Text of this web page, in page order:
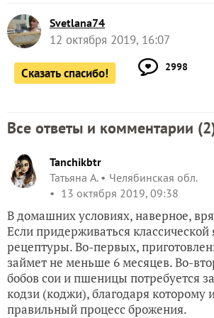
Svetlana74
12 октября 2019, 16:07
Сказать спасибо! 2998
Все ответы и комментарии (2
Tanchikbtr
Татьяна А.
Челябинская обл.
13 октября 2019, 09:38
В домашних условиях, наверное,
Если придерживаться классической
рецептуры. Во-первых,
займет не меньше 6 месяцев. Во-
бобов сои и пшеницы потребуется
кодзи (коджи), благодаря которому
правильный процесс брожения.